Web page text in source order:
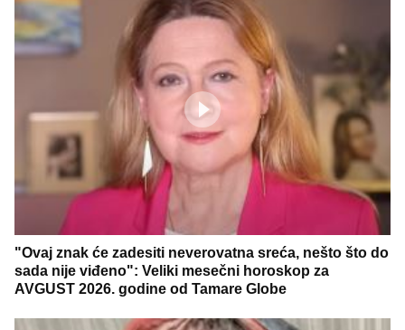
"Ovaj znak će zadesiti neverovatna sreća, nešto što do
sada nije viđeno": Veliki mesečni horoskop za
AVGUST 2026. godine od Tamare Globe